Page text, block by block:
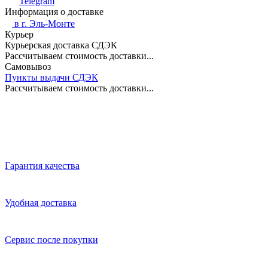
Информация о доставке
в г. Эль-Монте
Курьер
Курьерская доставка СДЭК
Рассчитываем стоимость доставки...
Самовывоз
Пункты выдачи СДЭК
Рассчитываем стоимость доставки...
Гарантия качества
Удобная доставка
Сервис после покупки